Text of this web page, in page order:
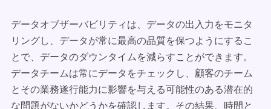
データオブザーバビリティは、データの出入力をモニタ
リングし、データが常に最高の品質を保つようにするこ
とで、データのダウンタイムを減らすことができます。
データチームは常にデータをチェックし、顧客のチーム
とその業務遂行能力に影響を与える可能性のある潜在的
な問題がないかどうかを確認します。その結果、時間と